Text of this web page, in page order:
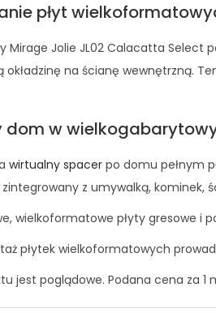
płyt
Mirage Jolie JL02 Calacatta Select
okładzinę na ścianę wewnętrzną.
dom w
wirtualny spacer po domu pełnym
z umywalką, kominek,
wielkoformatowe płyty gresowe i
płytek wielkoformatowych
jest poglądowe. Podana cena za 1